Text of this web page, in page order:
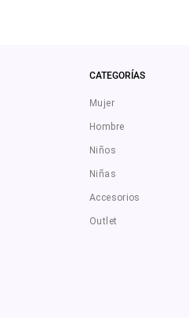
CATEGORÍAS
Mujer
Hombre
Niños
Niñas
Accesorios
Outlet